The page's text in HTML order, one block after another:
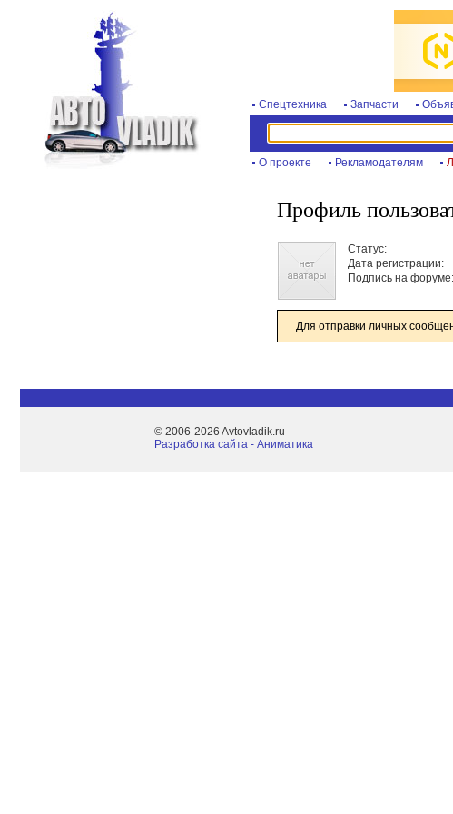
Спецтехника Запчасти
О проекте Рекламодателям
Профиль
Статус:
Дата регистрации:
Подпись на форуме:
Для отправки личных
© 2006-2026 Avtovladik.ru
Разработка сайта - Aниматика